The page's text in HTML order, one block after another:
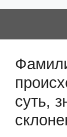
суть,